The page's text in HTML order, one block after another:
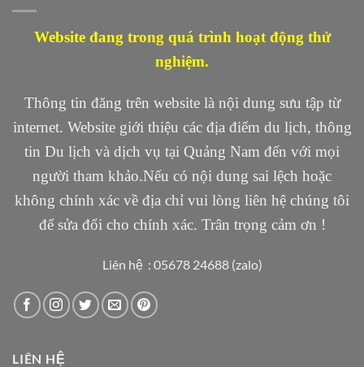
Website đang trong quá trình hoạt động thử
nghiệm.
Thông tin đăng trên website là nội dung sưu tập từ
internet. Website giới thiệu các địa điểm du lịch, thông
tin Du lịch và dịch vụ tại Quảng Nam đến với mọi
người tham khảo.Nếu có nội dung sai lệch hoặc
không chính xác về địa chỉ vui lòng liên hệ chúng tôi
để sửa đổi cho chính xác. Trân trọng cảm ơn !
Liên hệ : 05678 24688 (zalo)
LIÊN HỆ